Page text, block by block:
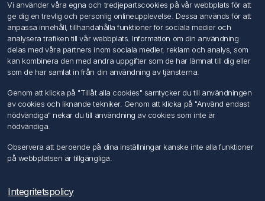
Kundtjänst
Sök
Mitt konto
Mina ordrar
Mina adresser
Följ oss
Vi använder våra egna och tredjepartscookies på vår webbplats för att
ge dig en trevlig och personlig onlineupplevelse. Dessa används för att
anpassa innehåll, tillhandahålla funktioner för sociala medier och
analysera trafiken till vår webbplats. Information om din användning
delas med våra partners inom sociala medier, reklam och analys, som
kan kombinera den med andra uppgifter som de har lämnat till dig eller
som de har samlat in från din användning av tjänsterna.
Genom att klicka på "Tillåt alla cookies" samtycker du till användningen
av cookies och liknande tekniker. Genom att klicka på "Använd endast
nödvändiga" nekar du till användning av cookies som inte är
nödvändiga.
Observera att beroende på dina inställningar kanske inte alla funktioner
på webbplatsen är tillgängliga.
Integritetspolicy